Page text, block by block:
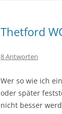
Thetford
8 Antworten
Wer so wie ich
oder später
nicht besser